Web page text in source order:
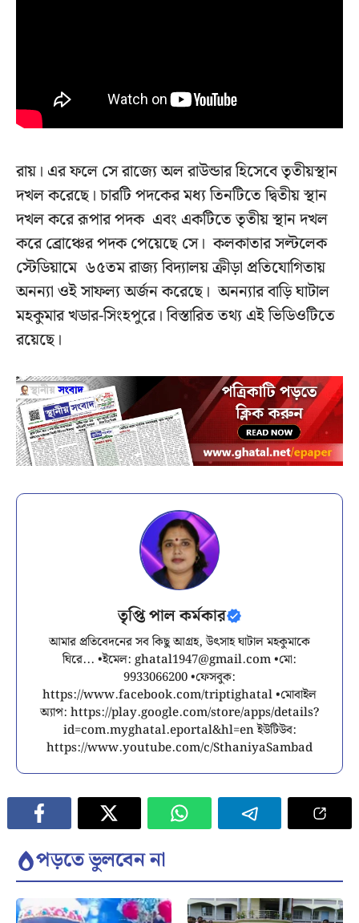
রায়। এর ফলে সে রাজ্যে অল রাউন্ডার হিসেবে তৃতীয়স্থান
দখল করেছে। চারটি পদকের মধ্য তিনটিতে দ্বিতীয় স্থান
দখল করে রূপার পদক এবং একটিতে তৃতীয় স্থান দখল
করে ব্রোঞ্চের পদক পেয়েছে সে। কলকাতার সল্টলেক
স্টেডিয়ামে ৬৫তম রাজ্য বিদ্যালয় ক্রীড়া প্রতিযোগিতায়
অনন্যা ওই সাফল্য অর্জন করেছে। অনন্যার বাড়ি ঘাটাল
মহকুমার খডার-সিংহপুরে। বিস্তারিত তথ্য এই ভিডিওটিতে
রয়েছে।
তৃপ্তি পাল কর্মকার
আমার প্রতিবেদনের সব কিছু আগ্রহ, উৎসাহ ঘাটাল মহকুমাকে
ঘিরে... •ইমেল: ghatal1947@gmail.com•মো:
9933066200 •ফেসবুক:
https://www.facebook.com/triptighatal •মোবাইল
অ্যাপ: https://play.google.com/store/apps/details?
id=com.myghatal.eportal&hl=en ইউটিউব:
https://www.youtube.com/c/SthaniyaSambad
পড়তে ভুলবেন না